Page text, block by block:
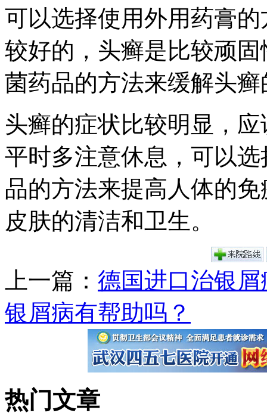
可以选择使用外用药膏
较好的，头癣是比较顽
菌药品的方法来缓解头
头癣的症状比较明显，
平时多注意休息，可以
品的方法来提高人体的
皮肤的清洁和卫生。
上一篇： 德国进口治银屑
银屑病有帮助吗？
热门文章